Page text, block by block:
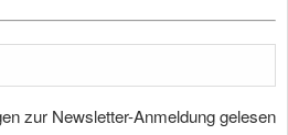
zur Newsletter-Anmeldung gelesen